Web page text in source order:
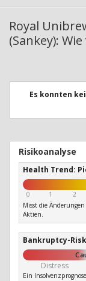
Royal
(Sankey):
Es konnten
Risikoanalyse
Health Trend:
0 1 2
Misst die
Aktien.
Bankruptcy-
Distress
Ein